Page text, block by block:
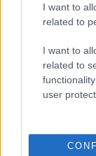
I want to
related to
I want to
related to
user
σε "Ρεπορτάζ"
Φροντιστήρια
Πακέτα
την
και Γ’ λυκείου –
σε "Κοινωνία"